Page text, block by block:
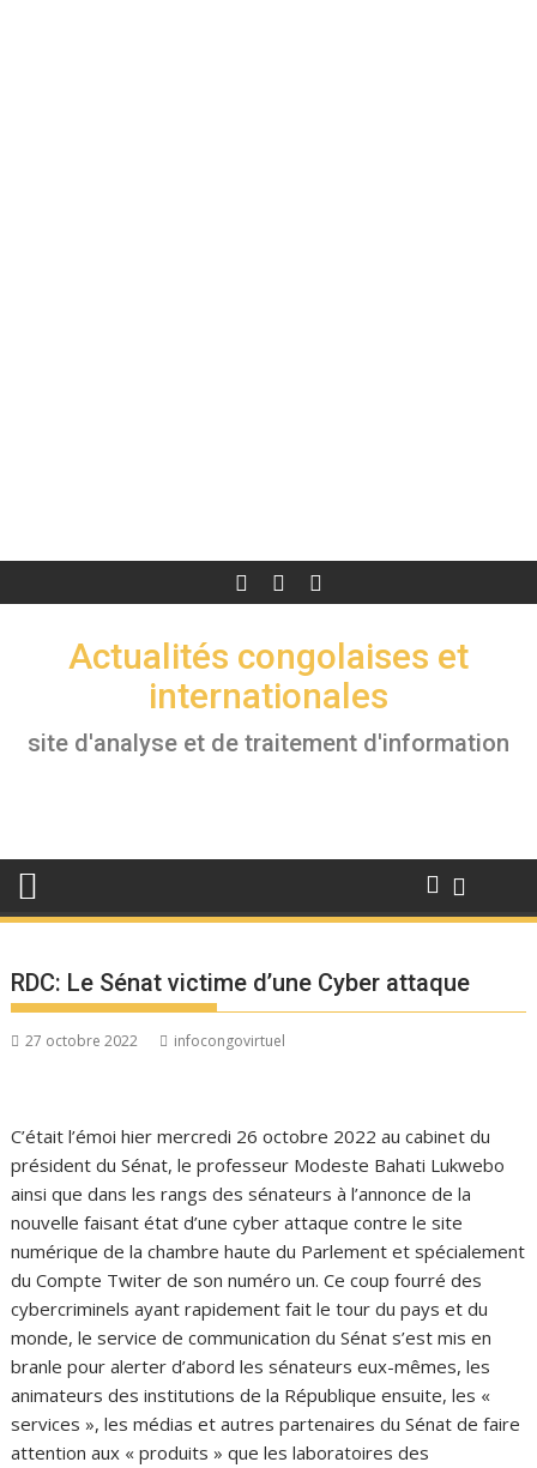
Actualités congolaises et
internationales
site d'analyse et de traitement d'information
RDC: Le Sénat victime d’une Cyber attaque
27 octobre 2022 infocongovirtuel
C’était l’émoi hier mercredi 26 octobre 2022 au cabinet du
président du Sénat, le professeur Modeste Bahati Lukwebo
ainsi que dans les rangs des sénateurs à l’annonce de la
nouvelle faisant état d’une cyber attaque contre le site
numérique de la chambre haute du Parlement et spécialement
du Compte Twiter de son numéro un. Ce coup fourré des
cybercriminels ayant rapidement fait le tour du pays et du
monde, le service de communication du Sénat s’est mis en
branle pour alerter d’abord les sénateurs eux-mêmes, les
animateurs des institutions de la République ensuite, les «
services », les médias et autres partenaires du Sénat de faire
attention aux « produits » que les laboratoires des